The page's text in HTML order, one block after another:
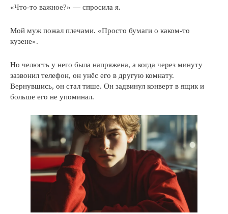
«Что-то важное?» — спросила я.
Мой муж пожал плечами. «Просто бумаги о каком-то
кузене».
Но челюсть у него была напряжена, а когда через минуту
зазвонил телефон, он унёс его в другую комнату.
Вернувшись, он стал тише. Он задвинул конверт в ящик и
больше его не упоминал.